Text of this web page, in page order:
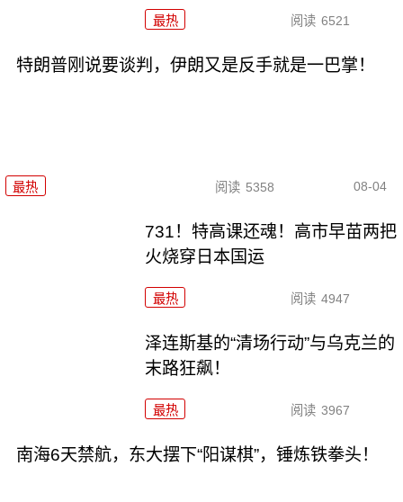
最热 阅读 6521
特朗普刚说要谈判，伊朗又是反手就是一巴掌！
最热 阅读 5358 08-04
731！特高课还魂！高市早苗两把
火烧穿日本国运
最热 阅读 4947
泽连斯基的“清场行动”与乌克兰的
末路狂飙！
最热 阅读 3967
南海6天禁航，东大摆下“阳谋棋”，锤炼铁拳头！